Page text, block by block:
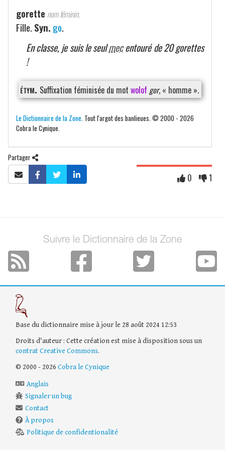
gorette nom féminin.
Fille. Syn. go.
En classe, je suis le seulmecentouré de 20 gorettes
!
étym. Suffixation féminisée du mot wolof gor, « homme ».
Le Dictionnaire de la Zone . Tout l'argot des banlieues. © 2000 - 2026
Cobra le Cynique.
Partager
0 1
Suivre le Dictionnaire de la Zone
Base du dictionnaire mise à jour le 28 août 2024 12:53
Droits d'auteur : Cette création est mise à disposition sous un
contrat Creative Commons.
© 2000 - 2026 Cobra le Cynique
Anglais
Signaler un bug
Contact
À propos
Politique de confidentionalité